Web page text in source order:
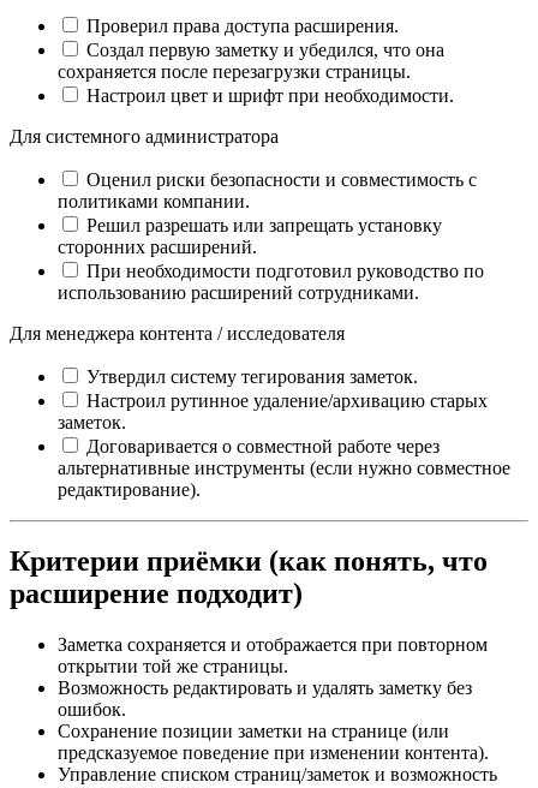
Проверил права доступа расширения.
Создал первую заметку и убедился, что она
сохраняется после перезагрузки страницы.
Настроил цвет и шрифт при необходимости.
Для системного администратора
Оценил риски безопасности и совместимость с
политиками компании.
Решил разрешать или запрещать установку
сторонних расширений.
При необходимости подготовил руководство по
использованию расширений сотрудниками.
Для менеджера контента / исследователя
Утвердил систему тегирования заметок.
Настроил рутинное удаление/архивацию старых
заметок.
Договаривается о совместной работе через
альтернативные инструменты (если нужно совместное
редактирование).
Критерии приёмки (как понять, что
расширение подходит)
Заметка сохраняется и отображается при повторном
открытии той же страницы.
Возможность редактировать и удалять заметку без
ошибок.
Сохранение позиции заметки на странице (или
предсказуемое поведение при изменении контента).
Управление списком страниц/заметок и возможность